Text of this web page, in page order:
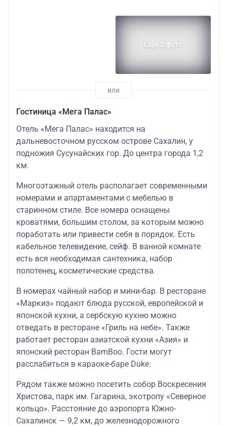
Еще 2 фото
Гостиница «Мега Палас»
Отель «Мега Палас» находится на
дальневосточном русском острове Сахалин, у
подножия Сусунайских гор. До центра города 1,2
км.
Многоэтажный отель располагает современными
номерами и апартаментами с мебелью в
старинном стиле. Все номера оснащены
кроватями, большим столом, за которым можно
поработать или привести себя в порядок. Есть
кабельное телевидение, сейф. В ванной комнате
есть вся необходимая сантехника, набор
полотенец, косметические средства.
В номерах чайный набор и мини-бар. В ресторане
«Маркиз» подают блюда русской, европейской и
японской кухни, а сербскую кухню можно
отведать в ресторане «Гриль на небе». Также
работает ресторан азиатской кухни «Азия» и
японский ресторан BamBoo. Гости могут
расслабиться в караоке-баре Duke.
Рядом также можно посетить собор Воскресения
Христова, парк им. Гагарина, экотропу «Северное
кольцо». Расстояние до аэропорта Южно-
Сахалинск — 9,2 км, до железнодорожного